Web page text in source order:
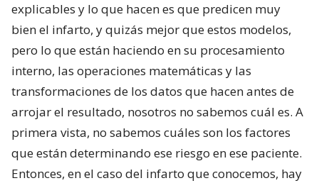
explicables y lo que hacen es que predicen muy
bien el infarto, y quizás mejor que estos modelos,
pero lo que están haciendo en su procesamiento
interno, las operaciones matemáticas y las
transformaciones de los datos que hacen antes de
arrojar el resultado, nosotros no sabemos cuál es. A
primera vista, no sabemos cuáles son los factores
que están determinando ese riesgo en ese paciente.
Entonces, en el caso del infarto que conocemos, hay